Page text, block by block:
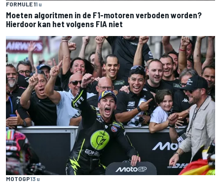
FORMULE 11 u
Moeten algoritmen in de F1-motoren verboden worden?
Hierdoor kan het volgens FIA niet
MOTOGP13 u